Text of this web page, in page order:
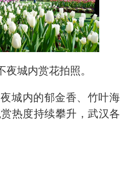
夜城内赏花拍照。
城内的郁金香、竹叶海
热度持续攀升，武汉各